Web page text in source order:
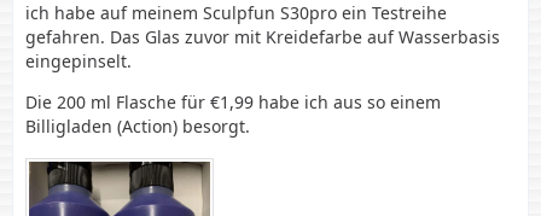
ich habe auf meinem Sculpfun S30pro ein Testreihe
gefahren. Das Glas zuvor mit Kreidefarbe auf Wasserbasis
eingepinselt.
Die 200 ml Flasche für €1,99 habe ich aus so einem
Billigladen (Action) besorgt.